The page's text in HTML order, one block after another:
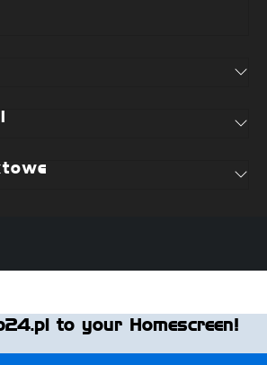
to your Homescreen!